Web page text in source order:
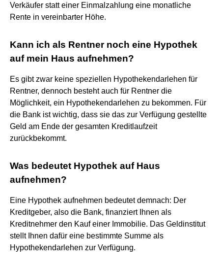
Verkäufer statt einer Einmalzahlung eine monatliche
Rente in vereinbarter Höhe.
Kann ich als Rentner noch eine Hypothek
auf mein Haus aufnehmen?
Es gibt zwar keine speziellen Hypothekendarlehen für
Rentner, dennoch besteht auch für Rentner die
Möglichkeit, ein Hypothekendarlehen zu bekommen. Für
die Bank ist wichtig, dass sie das zur Verfügung gestellte
Geld am Ende der gesamten Kreditlaufzeit
zurückbekommt.
Was bedeutet Hypothek auf Haus
aufnehmen?
Eine Hypothek aufnehmen bedeutet demnach: Der
Kreditgeber, also die Bank, finanziert Ihnen als
Kreditnehmer den Kauf einer Immobilie. Das Geldinstitut
stellt Ihnen dafür eine bestimmte Summe als
Hypothekendarlehen zur Verfügung.